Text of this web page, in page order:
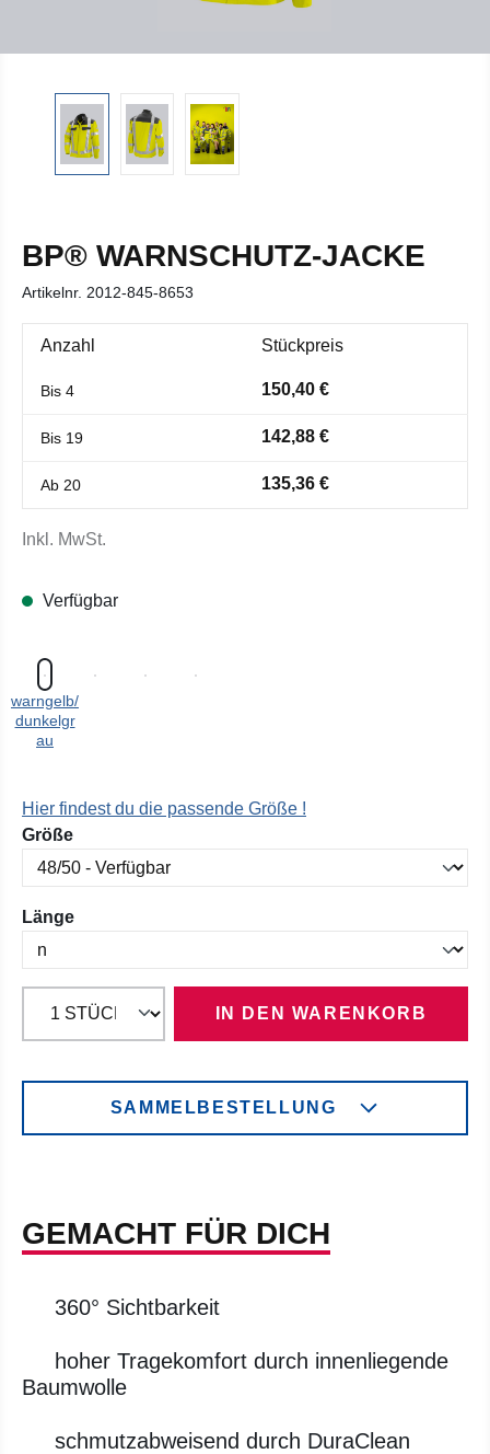
BP® WARNSCHUTZ-JACKE
Artikelnr. 2012-845-8653
Anzahl Stückpreis
Bis 4 150,40 €
Bis 19 142,88 €
Ab 20 135,36 €
Inkl. MwSt.
Verfügbar
warngelb/
dunkelgr
au
Hier findest du die passende Größe !
Größeauswählen
Längeauswählen
IN DEN WARENKORB
SAMMELBESTELLUNG
GEMACHT FÜR DICH
360° Sichtbarkeit
hoher Tragekomfort durch innenliegende
Baumwolle
schmutzabweisend durch DuraClean